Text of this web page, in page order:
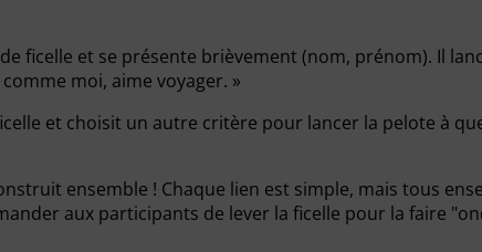
ficelle et se présente brièvement (nom, prénom). Il
moi, aime voyager. »
et choisit un autre critère pour lancer la pelote à
ensemble ! Chaque lien est simple, mais tous
aux participants de lever la ficelle pour la faire